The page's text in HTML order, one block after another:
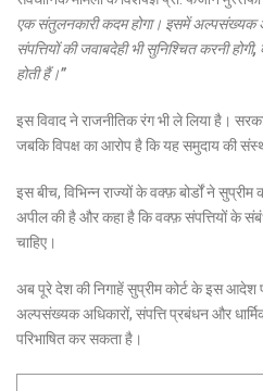
एक संतुलनकारी कदम होगा। इसमें अल्पसंख्यक
संपत्तियों की जवाबदेही भी सुनिश्चित करनी
होती हैं।”
इस विवाद ने राजनीतिक रंग भी ले लिया है।
जबकि विपक्ष का आरोप है कि यह समुदाय की
इस बीच, विभिन्न राज्यों के वक्फ़ बोर्डों ने सुप्रीम
अपील की है और कहा है कि वक्फ़ संपत्तियों के
चाहिए।
अब पूरे देश की निगाहें सुप्रीम कोर्ट के इस
अल्पसंख्यक अधिकारों, संपत्ति प्रबंधन और
परिभाषित कर सकता है।